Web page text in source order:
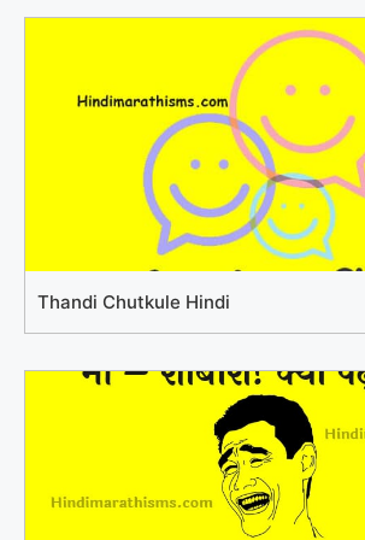
Thandi Chutkule Hindi